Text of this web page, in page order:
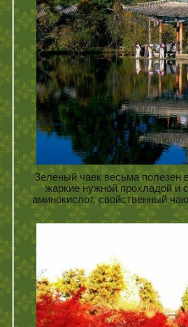
Зеленый чаек весьма полезен
жаркие нужной прохладой и
аминокислот, свойственный